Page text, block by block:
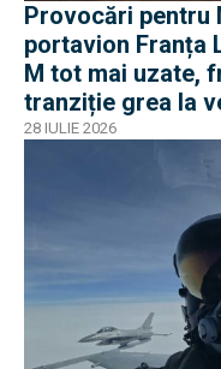
Provocări pentru
portavion Franța
M tot mai uzate,
tranziție grea la
28 IULIE 2026